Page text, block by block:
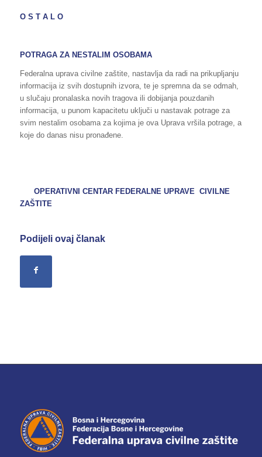
O S T A L O
POTRAGA ZA NESTALIM OSOBAMA
Federalna uprava civilne zaštite, nastavlja da radi na prikupljanju
informacija iz svih dostupnih izvora, te je spremna da se odmah,
u slučaju pronalaska novih tragova ili dobijanja pouzdanih
informacija, u punom kapacitetu uključi u nastavak potrage za
svim nestalim osobama za kojima je ova Uprava vršila potrage, a
koje do danas nisu pronađene.
OPERATIVNI CENTAR FEDERALNE UPRAVE CIVILNE
ZAŠTITE
Podijeli ovaj članak